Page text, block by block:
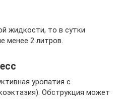
жидкости, то в сутки
менее 2 литров.
уропатия с
Обструкция может